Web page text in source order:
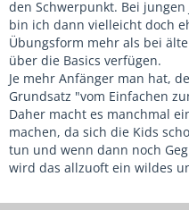
den Schwerpunkt. Bei
bin ich dann vielleicht doch
Übungsform mehr als bei
über die Basics verfügen.
Je mehr Anfänger man hat,
Grundsatz "vom Einfachen
Daher macht es manchmal
machen, da sich die Kids
tun und wenn dann noch
wird das allzuoft ein wildes